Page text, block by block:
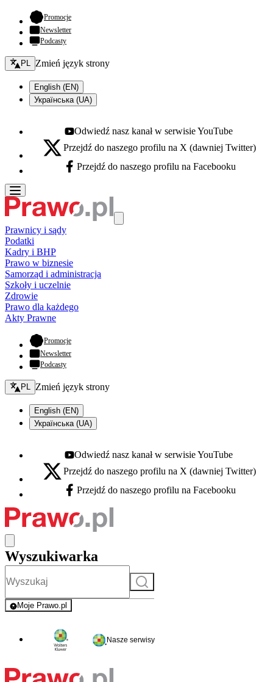
Promocje- otwiera się w nowej karcie
Newsletter
Podcasty
Zmień język - bieżący:
PL Zmień język strony
English (EN)
Українська (UA)
Youtube - otwiera się w nowej karcie
Odwiedź nasz kanał w serwisie YouTube
X - otwiera się w nowej karcie
Przejdź do naszego profilu na X (dawniej Twitter)
Facebook - otwiera się w nowej karcie
Przejdź do naszego profilu na Facebooku
Prawnicy i sądy
Podatki
Kadry i BHP
Prawo w biznesie
Samorząd i administracja
Szkoły i uczelnie
Zdrowie
Prawo dla każdego
Akty Prawne
Promocje- otwiera się w nowej karcie
Newsletter
Podcasty
Zmień język - bieżący:
PL Zmień język strony
English (EN)
Українська (UA)
Youtube - otwiera się w nowej karcie
Odwiedź nasz kanał w serwisie YouTube
X - otwiera się w nowej karcie
Przejdź do naszego profilu na X (dawniej Twitter)
Facebook - otwiera się w nowej karcie
Przejdź do naszego profilu na Facebooku
Wyszukiwarka
Szukaj
Moje Prawo.pl
- rejestracja i logowanie do serwisu
Nasze serwisy